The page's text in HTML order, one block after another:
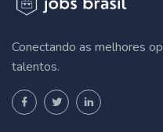
Conectando as melhores
talentos.